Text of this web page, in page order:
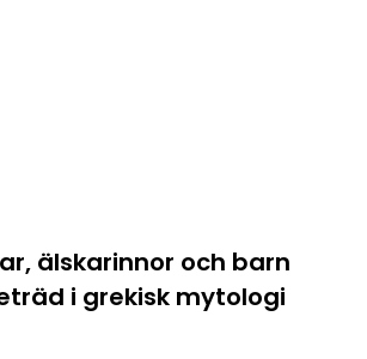
älskarinnor och barn
i grekisk mytologi